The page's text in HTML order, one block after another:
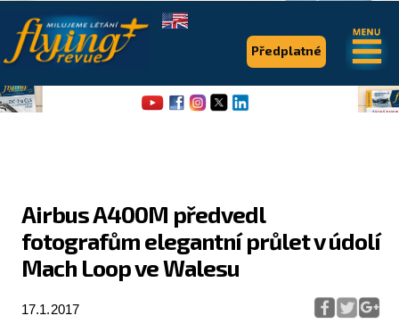
Airbus A400M předvedl
fotografům elegantní průlet v údolí
Mach Loop ve Walesu
17.1.2017
Předplatné
.
Flying Revue
Články